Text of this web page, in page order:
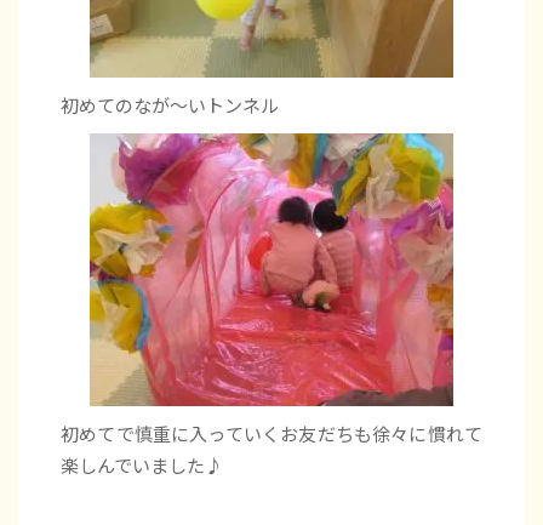
初めてのなが～いトンネル
初めてで慎重に入っていくお友だちも徐々に慣れて
楽しんでいました♪